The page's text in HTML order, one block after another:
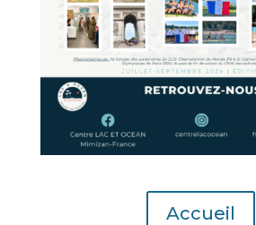
Accueil